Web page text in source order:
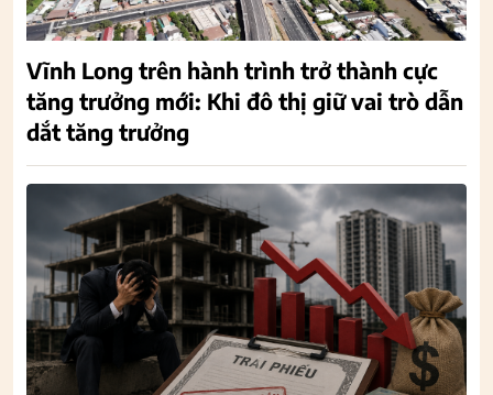
Vĩnh Long trên hành trình trở thành cực
tăng trưởng mới: Khi đô thị giữ vai trò dẫn
dắt tăng trưởng